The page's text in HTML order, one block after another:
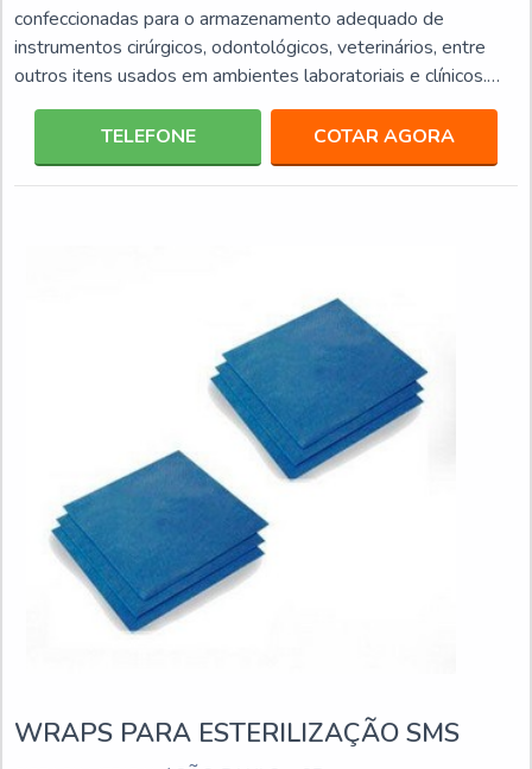
confeccionadas para o armazenamento adequado de
instrumentos cirúrgicos, odontológicos, veterinários, entre
outros itens usados em ambientes laboratoriais e clínicos.
Esta modalidade de embalagem é elaborada com materiais
de elevada resistência, como o spunbonded e meltblown,
que evitam qualquer risco de danos, como rupturas, furos,
rasgos, entre outros. Além da qualidade em resistência, esta
TELEFONE COTAR AGORA
WRAPS PARA ESTERILIZAÇÃO SMS